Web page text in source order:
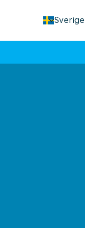
Sverige
keyboard_arrow_down